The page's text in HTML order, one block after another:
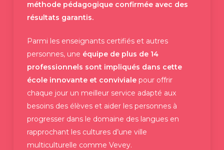
méthode pédagogique confirmée avec des
résultats garantis.
Parmi les enseignants certifiés et autres
personnes, une équipe de plus de 14
professionnels sont impliqués dans cette
école innovante et convivialepour offrir
chaque jour un meilleur service adapté aux
besoins des élèves et aider les personnes à
progresser dans le domaine des langues en
rapprochant les cultures d’une ville
multiculturelle comme Vevey.